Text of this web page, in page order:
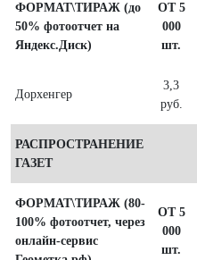
ФОРМАТ\ТИРАЖ (до
50% фотоотчет на
Яндекс.Диск)
ОТ 5
000
шт.
Дорхенгер
3,3
руб.
РАСПРОСТРАНЕНИЕ
ГАЗЕТ
ФОРМАТ\ТИРАЖ (80-
100% фотоотчет, через
онлайн-сервис
ОТ 5
000
шт.